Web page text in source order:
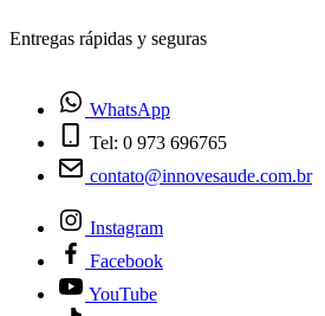
¿Tienes dudas? Habla con nosotros
WhatsApp
Tel: 0 973 696765
contato@innovesaude.com.br
Instagram
Facebook
YouTube